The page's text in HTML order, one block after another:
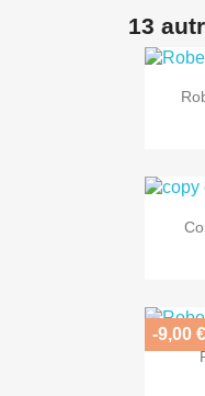
13
-9,00 €